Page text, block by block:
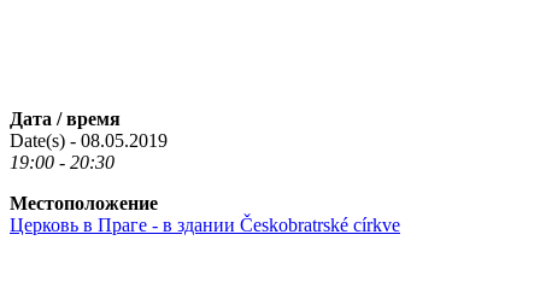
Дата / время
Date(s) - 08.05.2019
19:00 - 20:30
Местоположение
Церковь в Праге - в здании Českobratrské církve